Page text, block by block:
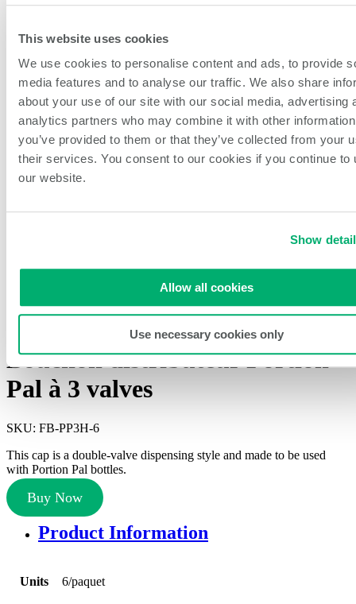
This website uses cookies
We use cookies to personalise content and ads, to provide
media features and to analyse our traffic. We also share
about your use of our site with our social media, advertising
analytics partners who may combine it with other
you’ve provided to them or that they’ve collected from your
their services. You consent to our cookies if you continue to
our website.
Show
Allow all cookies
Use necessary cookies only
Services de livraison
Lieux de sport
Cuisines fantômes
À propos de NCCO Intl.
Histoire de l'entreprise
Durabilité
Notre équipe
Carrières
Événements et partenariats
Commentaires & Nouvelles Idées
Blog
Bouchon distributeur Portion
Pal à 3 valves
SKU: FB-PP3H-6
This cap is a double-valve dispensing style and made to be used
with Portion Pal bottles.
Buy Now
Product Information
Units 6/paquet